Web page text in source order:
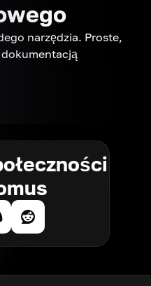
narzędzia. Proste,
dokumentacją